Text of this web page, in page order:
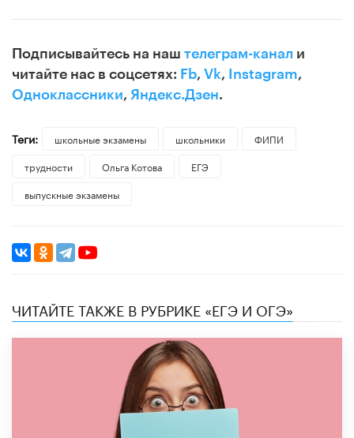
Подписывайтесь на наш телеграм-канал и
читайте нас в соцсетях: Fb, Vk, Instagram,
Одноклассники, Яндекс.Дзен.
Теги: школьные экзамены школьники
ФИПИ
трудности
Ольга Котова
ЕГЭ
выпускные экзамены
ЧИТАЙТЕ ТАКЖЕ В РУБРИКЕ «ЕГЭ И ОГЭ»